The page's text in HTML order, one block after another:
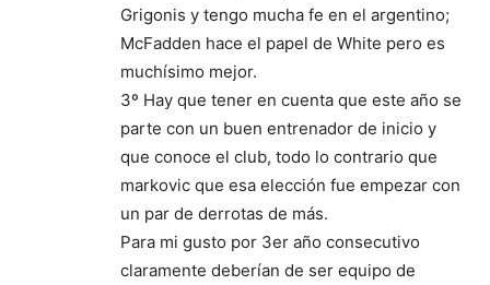
Grigonis y tengo mucha fe en el argentino;
McFadden hace el papel de White pero es
muchísimo mejor.
3º Hay que tener en cuenta que este año se
parte con un buen entrenador de inicio y
que conoce el club, todo lo contrario que
markovic que esa elección fue empezar con
un par de derrotas de más.
Para mi gusto por 3er año consecutivo
claramente deberían de ser equipo de